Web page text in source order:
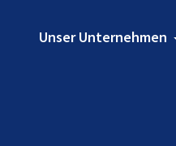
Unser Unternehmen